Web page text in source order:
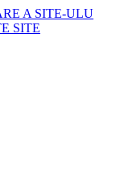
A SITE-ULU
SITE